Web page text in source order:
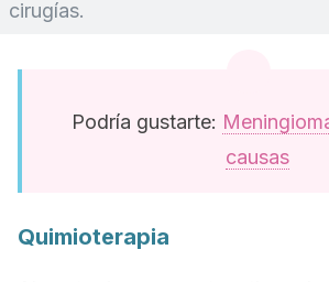
cirugías.
Podría gustarte:
causas
Quimioterapia